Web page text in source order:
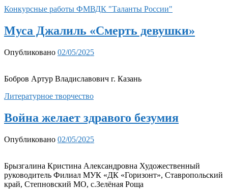
Конкурсные работы ФМВДК "Таланты России"
Муса Джалиль «Смерть девушки»
Опубликовано 02/05/2025
Бобров Артур Владиславович г. Казань
Литературное творчество
Война желает здравого безумия
Опубликовано 02/05/2025
Брызгалина Кристина Александровна Художественный
руководитель Филиал МУК «ДК «Горизонт», Ставропольский
край, Степновский МО, с.Зелёная Роща